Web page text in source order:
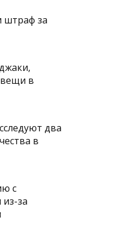
штраф за
в
два
в
с
за